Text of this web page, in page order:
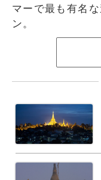
マーで最も有名
ン。